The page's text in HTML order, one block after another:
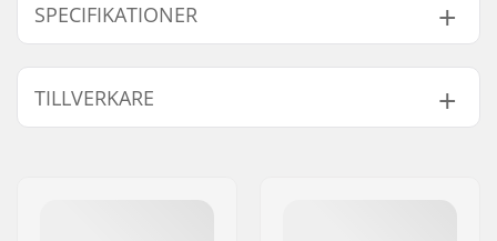
SPECIFIKATIONER
Bar-ends som passar
till:
Stål
Vikt: 75g
TILLVERKARE